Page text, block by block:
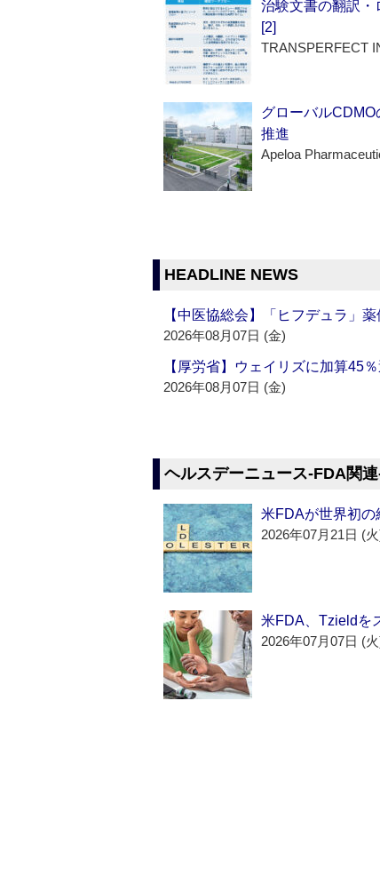
治験文書の翻訳・
[2]
TRANSPERFECT
グローバル
推進
Apeloa
HEADLINE NEWS
【中医協総会】「ヒフデュラ」
2026年08月07日 (金)
【厚労省】ウェイリズに加算45
2026年08月07日 (金)
ヘルスデーニュース‐FDA関連
米FDAが世界初
2026年07月21日 (
米FDA、Tzieldを
2026年07月07日 (